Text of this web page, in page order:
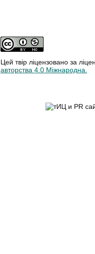
Цей твір ліцензовано за
авторства 4.0 Міжнародна.